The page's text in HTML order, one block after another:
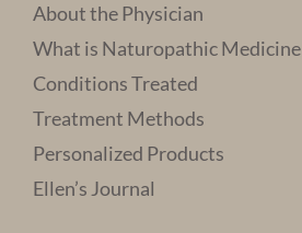
About the Physician
What is Naturopathic Medicine
Conditions Treated
Treatment Methods
Personalized Products
Ellen’s Journal